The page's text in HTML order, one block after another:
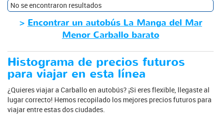
No se encontraron resultados
>Encontrar un autobús La Manga del Mar
Menor Carballo barato
Histograma de precios futuros
para viajar en esta línea
¿Quieres viajar a Carballo en autobús? ¡Si eres flexible, llegaste al
lugar correcto! Hemos recopilado los mejores precios futuros para
viajar entre estas dos ciudades.